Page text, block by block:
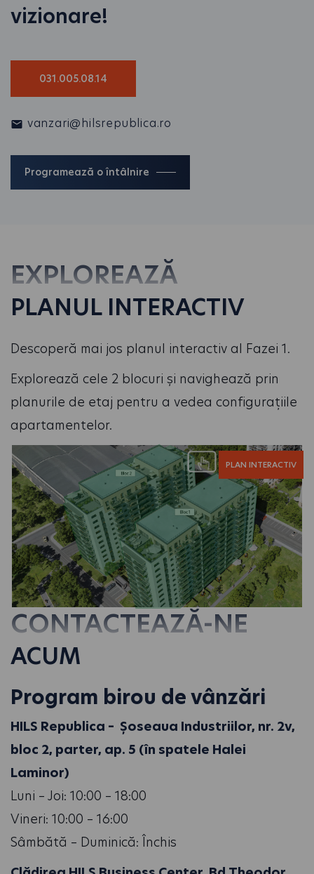
vizionare!
031.005.08.14
vanzari@hilsrepublica.ro
Programează o întâlnire
EXPLOREAZĂ
PLANUL INTERACTIV
Descoperă mai jos planul interactiv al Fazei 1.
Explorează cele 2 blocuri și navighează prin
planurile de etaj pentru a vedea configurațiile
apartamentelor.
PLAN INTERACTIV
CONTACTEAZĂ-NE
ACUM
Program birou de vânzări
HILS Republica – Șoseaua Industriilor, nr. 2v,
bloc 2, parter, ap. 5 (în spatele Halei
Laminor)
Luni – Joi: 10:00 – 18:00
Vineri: 10:00 – 16:00
Sâmbătă – Duminică: Închis